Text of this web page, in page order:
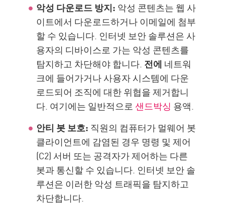
악성 다운로드 방지: 악성 콘텐츠는 웹 사
이트에서 다운로드하거나 이메일에 첨부
할 수 있습니다. 인터넷 보안 솔루션은 사
용자의 디바이스로 가는 악성 콘텐츠를
탐지하고 차단해야 합니다. 전에 네트워
크에 들어가거나 사용자 시스템에 다운
로드되어 조직에 대한 위협을 제거합니
다. 여기에는 일반적으로샌드박싱 용액.
안티 봇 보호: 직원의 컴퓨터가 멀웨어 봇
클라이언트에 감염된 경우 명령 및 제어
(C2) 서버 또는 공격자가 제어하는 다른
봇과 통신할 수 있습니다. 인터넷 보안 솔
루션은 이러한 악성 트래픽을 탐지하고
차단합니다.